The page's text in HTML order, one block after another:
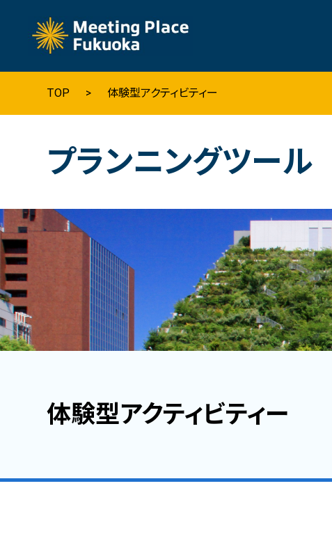
Why Fukuoka
福岡の基本情報
福岡へのアクセス
数字で見る福岡
福岡の観光情報
福岡のイベント・行事・お祭
開催までの流れと支援メニュー
TOP 体験型アクティビティー
プランニングツール
体験型アクティビティー